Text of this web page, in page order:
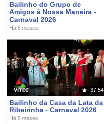
Bailinho do Grupo de
Amigos à Nossa Maneira -
Carnaval 2026
Há 5 meses
37:54
Bailinho da Casa da Lata da
Ribeirinha - Carnaval 2026
Há 5 meses